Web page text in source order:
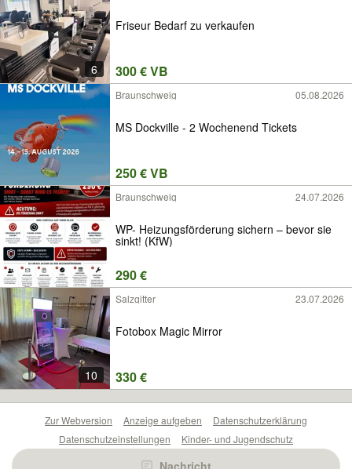
6
Friseur Bedarf zu verkaufen
300 € VB
Braunschweig 05.08.2026
MS Dockville - 2 Wochenend Tickets
250 € VB
Braunschweig 24.07.2026
WP- Heizungsförderung sichern – bevor sie
sinkt! (KfW)
290 €
10
Salzgitter 23.07.2026
Fotobox Magic Mirror
330 €
Nachricht
Zur Webversion Anzeige aufgeben
Datenschutzerklärung
Datenschutzeinstellungen
Kinder- und Jugendschutz
Barrierefreiheitserklärung